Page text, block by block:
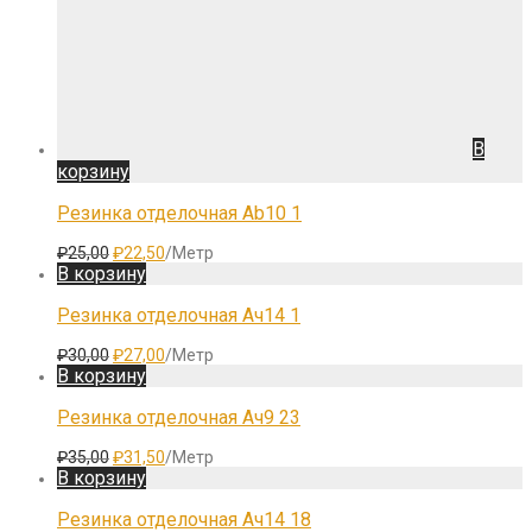
В
корзину
Резинка отделочная Ab10 1
₽25,00Первоначальная
цена
составляла
₽25,00.
₽22,50Текущая
/Метр
В корзину
Резинка отделочная Aч14 1
₽30,00Первоначальная
цена
составляла
₽30,00.
₽27,00Текущая
/Метр
В корзину
Резинка отделочная Aч9 23
₽35,00Первоначальная
цена
составляла
₽35,00.
₽31,50Текущая
/Метр
В корзину
Резинка отделочная Aч14 18